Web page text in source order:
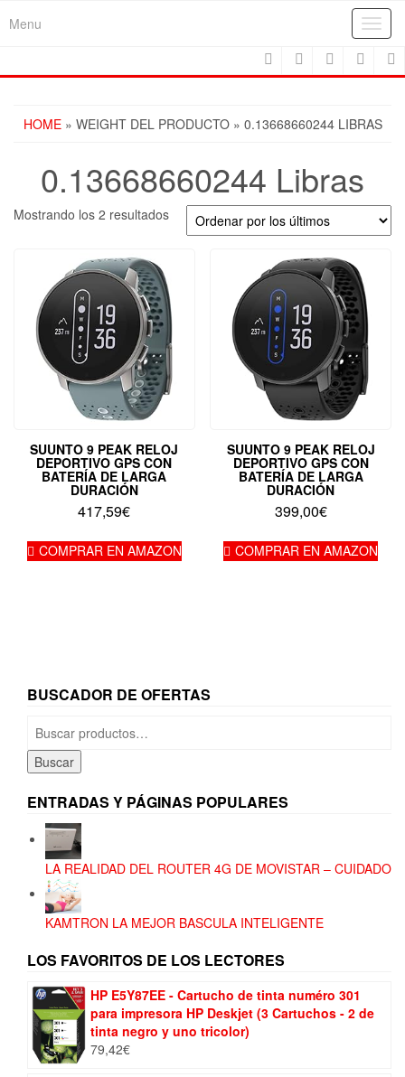
Menu
HOME » WEIGHT DEL PRODUCTO » 0.13668660244 LIBRAS
0.13668660244 Libras
Mostrando los 2 resultadosOrdenado
por
SUUNTO 9 PEAK RELOJ
DEPORTIVO GPS CON
BATERÍA DE LARGA
DURACIÓN
417,59€
COMPRAR EN AMAZON
SUUNTO 9 PEAK RELOJ
DEPORTIVO GPS CON
BATERÍA DE LARGA
DURACIÓN
399,00€
COMPRAR EN AMAZON
BUSCADOR DE OFERTAS
por:
Buscar
ENTRADAS Y PÁGINAS POPULARES
LA REALIDAD DEL ROUTER 4G DE MOVISTAR – CUIDADO
KAMTRON LA MEJOR BASCULA INTELIGENTE
LOS FAVORITOS DE LOS LECTORES
HP E5Y87EE - Cartucho de tinta numéro 301
para impresora HP Deskjet (3 Cartuchos - 2 de
tinta negro y uno tricolor)
79,42€